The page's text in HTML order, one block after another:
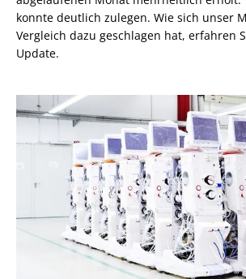
konnte deutlich zulegen. Wie sich unser
Vergleich dazu geschlagen hat, erfahren
Update.